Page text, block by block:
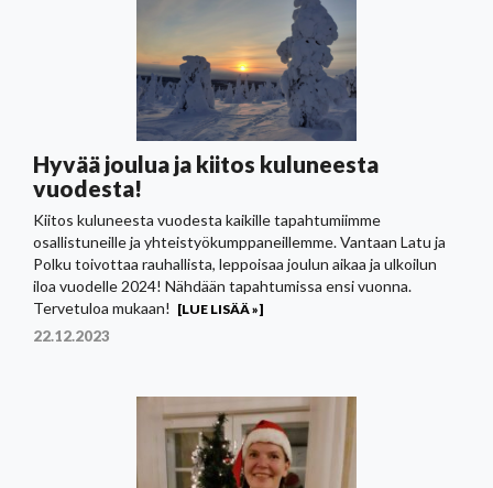
Hyvää joulua ja kiitos kuluneesta
vuodesta!
Kiitos kuluneesta vuodesta kaikille tapahtumiimme
osallistuneille ja yhteistyökumppaneillemme. Vantaan Latu ja
Polku toivottaa rauhallista, leppoisaa joulun aikaa ja ulkoilun
iloa vuodelle 2024! Nähdään tapahtumissa ensi vuonna.
Tervetuloa mukaan! [LUE LISÄÄ »]
22.12.2023